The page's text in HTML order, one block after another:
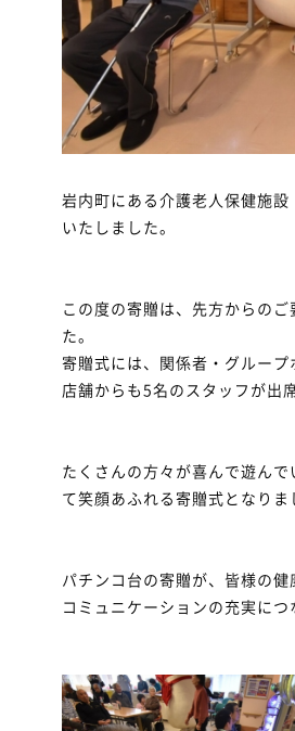
岩内町にある介護老人保健施
いたしました。
この度の寄贈は、先方からの
た。
寄贈式には、関係者・グループ
店舗からも5名のスタッフが出
たくさんの方々が喜んで遊ん
て笑顔あふれる寄贈式となりま
パチンコ台の寄贈が、皆様の健
コミュニケーションの充実につ